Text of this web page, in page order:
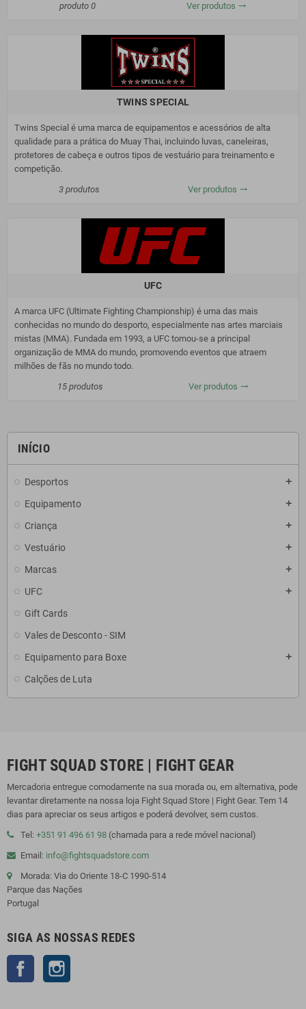
INÍCIO
Desportos add
Equipamento add
Criança add
Vestuário add
Marcas add
UFC add
Gift Cards
Vales de Desconto - SIM
Equipamento para Boxe
add
Calções de Luta
produto 0
Ver produtos trending_flat
TWINS SPECIAL
Twins Special é uma marca de equipamentos e acessórios de alta
qualidade para a prática do Muay Thai, incluindo luvas, caneleiras,
protetores de cabeça e outros tipos de vestuário para treinamento e
competição.
3 produtos
Ver produtos trending_flat
UFC
A marca UFC (Ultimate Fighting Championship) é uma das mais
conhecidas no mundo do desporto, especialmente nas artes marciais
mistas (MMA). Fundada em 1993, a UFC tornou-se a principal
organização de MMA do mundo, promovendo eventos que atraem
milhões de fãs no mundo todo.
15 produtos
Ver produtos trending_flat
FIGHT SQUAD STORE | FIGHT GEAR
Mercadoria entregue comodamente na sua morada ou, em alternativa, pode
levantar diretamente na nossa loja Fight Squad Store | Fight Gear. Tem 14
dias para apreciar os seus artigos e poderá devolver, sem custos.
Tel: +351 91 496 61 98 (chamada para a rede móvel nacional)
Email: info@fightsquadstore.com
Morada: Via do Oriente 18-C 1990-514
Parque das Nações
Portugal
SIGA AS NOSSAS REDES
Facebook